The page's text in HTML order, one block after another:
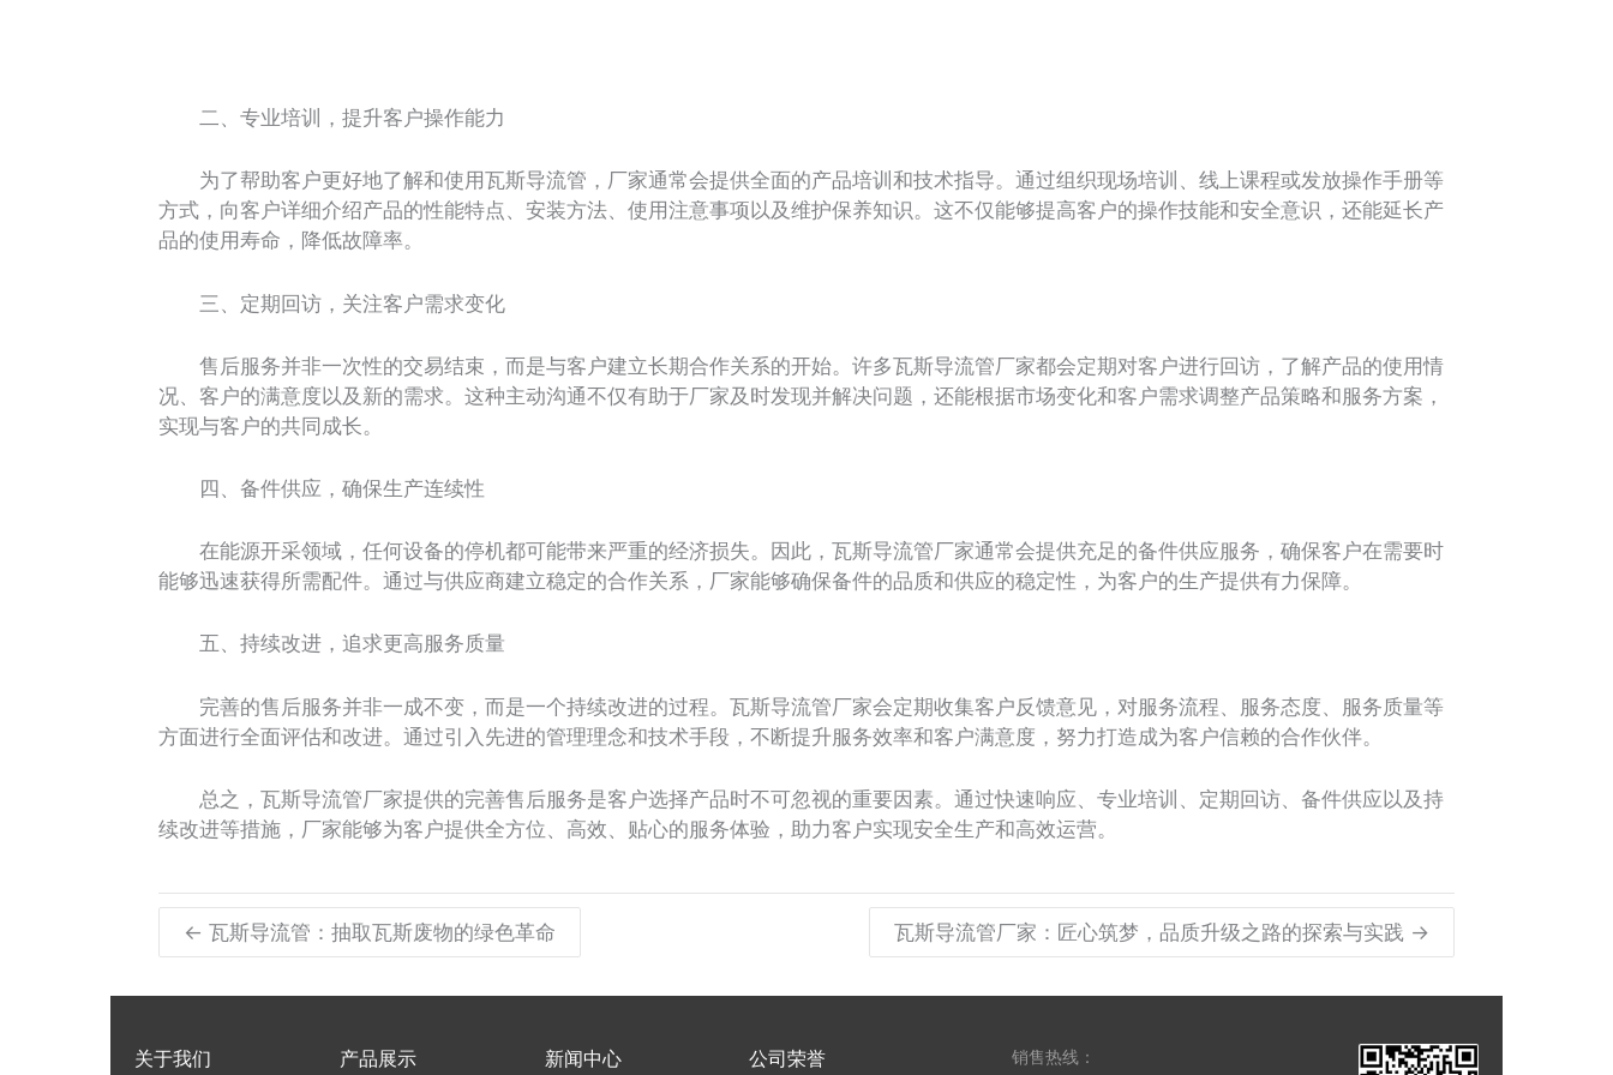
二、专业培训，提升客户操作能力
为了帮助客户更好地了解和使用瓦斯导流管，厂家通常会提供全面的产品培训和技术指导。通过组织现场培训、线上课程或发放操作手册等
方式，向客户详细介绍产品的性能特点、安装方法、使用注意事项以及维护保养知识。这不仅能够提高客户的操作技能和安全意识，还能延长产
品的使用寿命，降低故障率。
三、定期回访，关注客户需求变化
售后服务并非一次性的交易结束，而是与客户建立长期合作关系的开始。许多瓦斯导流管厂家都会定期对客户进行回访，了解产品的使用情
况、客户的满意度以及新的需求。这种主动沟通不仅有助于厂家及时发现并解决问题，还能根据市场变化和客户需求调整产品策略和服务方案，
实现与客户的共同成长。
四、备件供应，确保生产连续性
在能源开采领域，任何设备的停机都可能带来严重的经济损失。因此，瓦斯导流管厂家通常会提供充足的备件供应服务，确保客户在需要时
能够迅速获得所需配件。通过与供应商建立稳定的合作关系，厂家能够确保备件的品质和供应的稳定性，为客户的生产提供有力保障。
五、持续改进，追求更高服务质量
完善的售后服务并非一成不变，而是一个持续改进的过程。瓦斯导流管厂家会定期收集客户反馈意见，对服务流程、服务态度、服务质量等
方面进行全面评估和改进。通过引入先进的管理理念和技术手段，不断提升服务效率和客户满意度，努力打造成为客户信赖的合作伙伴。
总之，瓦斯导流管厂家提供的完善售后服务是客户选择产品时不可忽视的重要因素。通过快速响应、专业培训、定期回访、备件供应以及持
续改进等措施，厂家能够为客户提供全方位、高效、贴心的服务体验，助力客户实现安全生产和高效运营。
← 瓦斯导流管：抽取瓦斯废物的绿色革命 瓦斯导流管厂家：匠心筑梦，品质升级之路的探索与实践 →
关于我们 产品展示 新闻中心 公司荣誉 销售热线：